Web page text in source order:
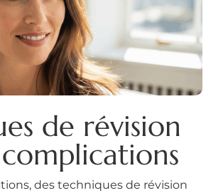
de révision
des techniques de révision